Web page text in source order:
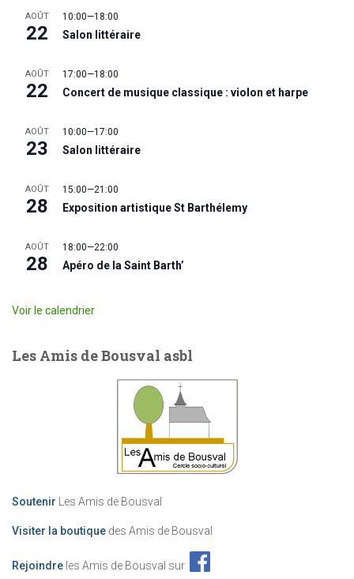
AOÛT
22
10:00—18:00
Salon littéraire
AOÛT
22
17:00—18:00
Concert de musique classique : violon et harpe
AOÛT
23
10:00—17:00
Salon littéraire
AOÛT
28
15:00—21:00
Exposition artistique St Barthélemy
AOÛT
28
18:00—22:00
Apéro de la Saint Barth’
Voir le calendrier
Les Amis de Bousval asbl
Soutenir Les Amis de Bousval
Visiter la boutique des Amis de Bousval
Rejoindre les Amis de Bousval sur